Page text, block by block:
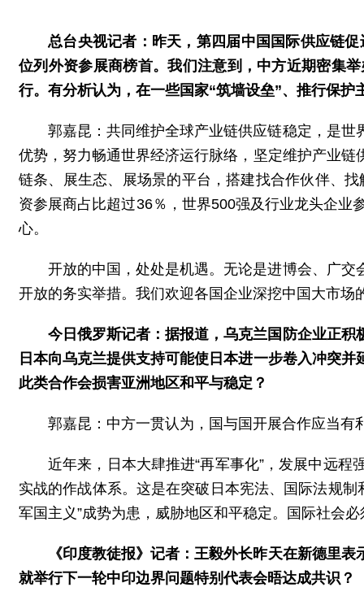
总台央视记者：昨天，第四届中国国际供应链
位列外资参展商榜首。我们注意到，中方近期密集
行。有分析认为，在一些国家“筑墙设垒”、推行保
郭嘉昆：共同维护全球产业链供应链稳定，是
优势，努力畅通世界经济运行脉络，坚定维护产业
链条、展生态、展场景的平台，搭建找合作伙伴、
资参展商占比超过36％，世界500强及行业龙头企
心。
开放的中国，处处是机遇。无论是进博会、广
开放的务实举措。我们欢迎各国企业深挖中国大市
今日俄罗斯记者：据报道，乌克兰国防企业正
日本向乌克兰提供支持可能使日本进一步卷入冲突
此类合作会损害亚洲地区和平与稳定？
郭嘉昆：中方一贯认为，国与国开展合作应当有
近年来，日本大肆推进“再军事化”，发展中远
实战的作战体系。这是在突破日本宪法、国际法规制
军国主义”成势为患，威胁地区和平稳定。国际社会
《印度教徒报》记者：王毅外长昨天在新德里表
就举行下一轮中印边界问题特别代表会晤达成共识？